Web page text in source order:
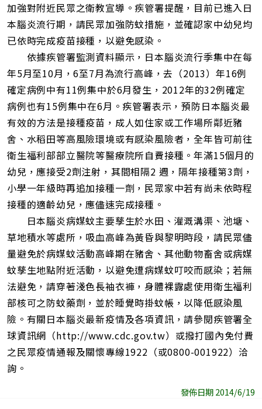
加強對附近民眾之衛教宣導。疾管署提醒，目前已進入日
本腦炎流行期，請民眾加強防蚊措施，並確認家中幼兒均
已依時完成疫苗接種，以避免感染。
依據疾管署監測資料顯示，日本腦炎流行季集中在每
年5月至10月，6至7月為流行高峰，去（2013）年16例
確定病例中有11例集中於6月發生，2012年的32例確定
病例也有15例集中在6月。疾管署表示，預防日本腦炎最
有效的方法是接種疫苗，成人如住家或工作場所鄰近豬
舍、水稻田等高風險環境或有感染風險者，全年皆可前往
衛生福利部部立醫院等醫療院所自費接種。年滿15個月的
幼兒，應接受2劑注射，其間相隔2 週，隔年接種第3劑，
小學一年級時再追加接種一劑，民眾家中若有尚未依時程
接種的適齡幼兒，應儘速完成接種。
日本腦炎病媒蚊主要孳生於水田、灌溉溝渠、池塘、
草地積水等處所，吸血高峰為黃昏與黎明時段，請民眾儘
量避免於病媒蚊活動高峰期在豬舍、其他動物畜舍或病媒
蚊孳生地點附近活動，以避免遭病媒蚊叮咬而感染；若無
法避免，請穿著淺色長袖衣褲，身體裸露處使用衛生福利
部核可之防蚊藥劑，並於睡覺時掛蚊帳，以降低感染風
險。有關日本腦炎最新疫情及各項資訊，請參閱疾管署全
球資訊網（http://www.cdc.gov.tw）或撥打國內免付費
之民眾疫情通報及關懷專線1922（或0800-001922）洽
詢。
發佈日期 2014/6/19